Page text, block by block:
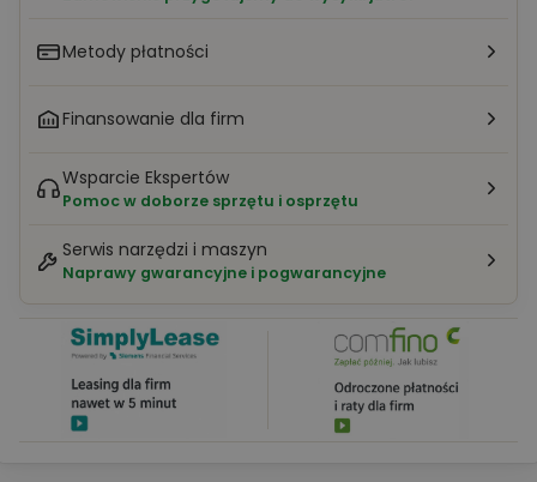
Metody płatności
Finansowanie dla firm
Wsparcie Ekspertów
Pomoc w doborze sprzętu i osprzętu
Serwis narzędzi i maszyn
Naprawy gwarancyjne i pogwarancyjne